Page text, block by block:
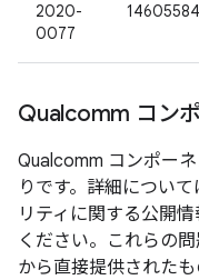
2020-
0077
Qualcomm コン
Qualcomm コンポー
りです。詳細につい
リティに関する公開
ください。これらの
から直接提供されたも